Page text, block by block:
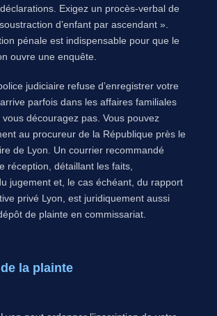
Exigez un procès-verbal de
d’enfant par ascendant ».
pénale est indispensable pour que le
ouvre une enquête.
judiciaire refuse d’enregistrer votre
parfois dans les affaires familiales
découragez pas. Vous pouvez
au procureur de la République près le
de Lyon. Un courrier recommandé
réception, détaillant les faits,
jugement et, le cas échéant, du rapport
privé Lyon, est juridiquement aussi
de plainte en commissariat.
la plainte